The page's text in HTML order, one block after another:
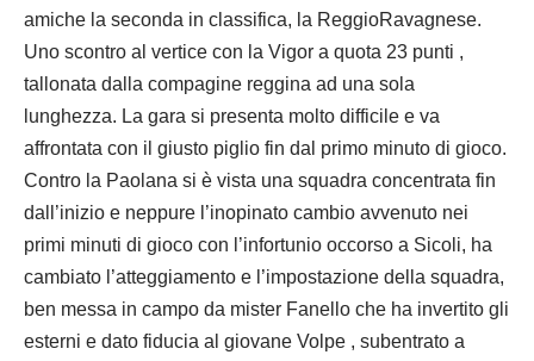
amiche la seconda in classifica, la ReggioRavagnese.
Uno scontro al vertice con la Vigor a quota 23 punti ,
tallonata dalla compagine reggina ad una sola
lunghezza. La gara si presenta molto difficile e va
affrontata con il giusto piglio fin dal primo minuto di gioco.
Contro la Paolana si è vista una squadra concentrata fin
dall’inizio e neppure l’inopinato cambio avvenuto nei
primi minuti di gioco con l’infortunio occorso a Sicoli, ha
cambiato l’atteggiamento e l’impostazione della squadra,
ben messa in campo da mister Fanello che ha invertito gli
esterni e dato fiducia al giovane Volpe , subentrato a